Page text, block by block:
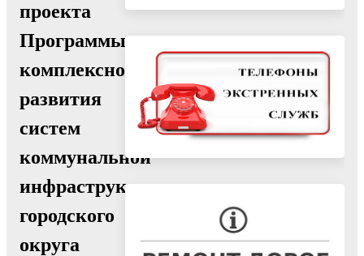
проекта
Программы
комплексного
развития
систем
коммунальной
инфраструктуры
городского
округа